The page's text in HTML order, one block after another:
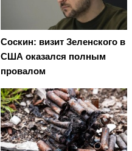
Соскин: визит Зеленского в
США оказался полным
провалом